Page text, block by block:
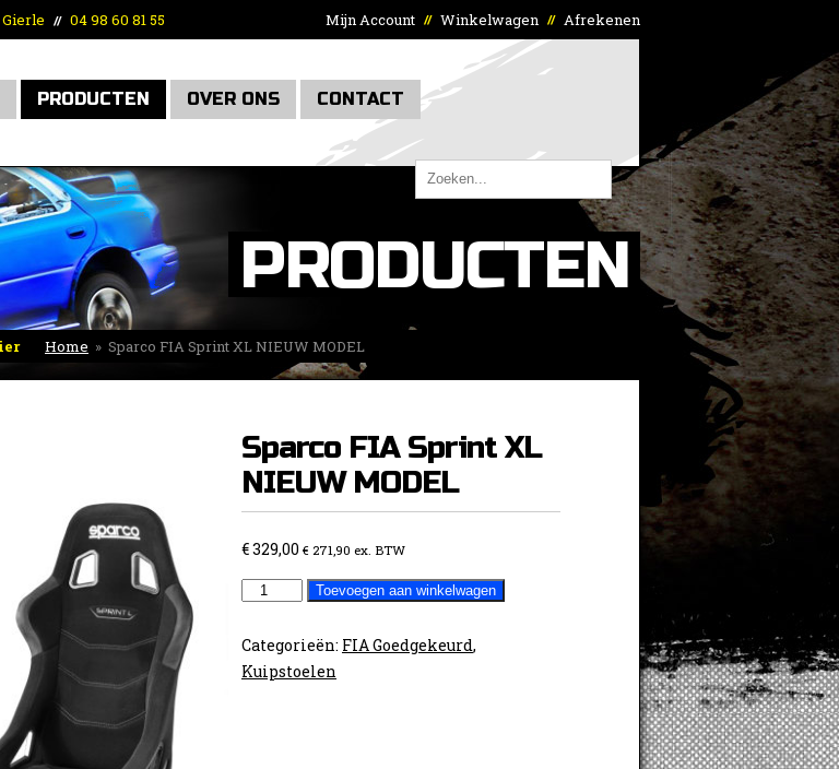
Gierle // 04 98 60 81 55 Mijn Account // Winkelwagen // Afrekenen
PRODUCTEN OVER ONS CONTACT
PRODUCTEN
Home » Sparco FIA Sprint XL NIEUW MODEL
Sparco FIA Sprint XL
NIEUW MODEL
€329,00 € 271,90 ex. BTW
Sparco
Sprint
XL
Toevoegen aan winkelwagen
Categorieën: FIA Goedgekeurd,
Kuipstoelen